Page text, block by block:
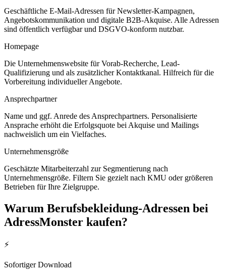
Geschäftliche E-Mail-Adressen für Newsletter-Kampagnen,
Angebotskommunikation und digitale B2B-Akquise. Alle Adressen
sind öffentlich verfügbar und DSGVO-konform nutzbar.
Homepage
Die Unternehmenswebsite für Vorab-Recherche, Lead-
Qualifizierung und als zusätzlicher Kontaktkanal. Hilfreich für die
Vorbereitung individueller Angebote.
Ansprechpartner
Name und ggf. Anrede des Ansprechpartners. Personalisierte
Ansprache erhöht die Erfolgsquote bei Akquise und Mailings
nachweislich um ein Vielfaches.
Unternehmensgröße
Geschätzte Mitarbeiterzahl zur Segmentierung nach
Unternehmensgröße. Filtern Sie gezielt nach KMU oder größeren
Betrieben für Ihre Zielgruppe.
Warum Berufsbekleidung-Adressen bei
AdressMonster kaufen?
⚡
Sofortiger Download